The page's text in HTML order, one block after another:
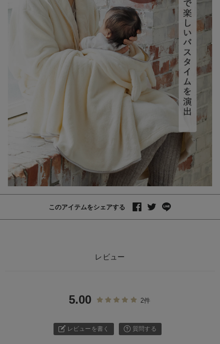
このアイテムをシェアする
レビュー
5.00 2件
レビューを書く 質問する